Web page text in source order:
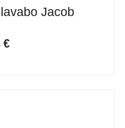
Jacob
€